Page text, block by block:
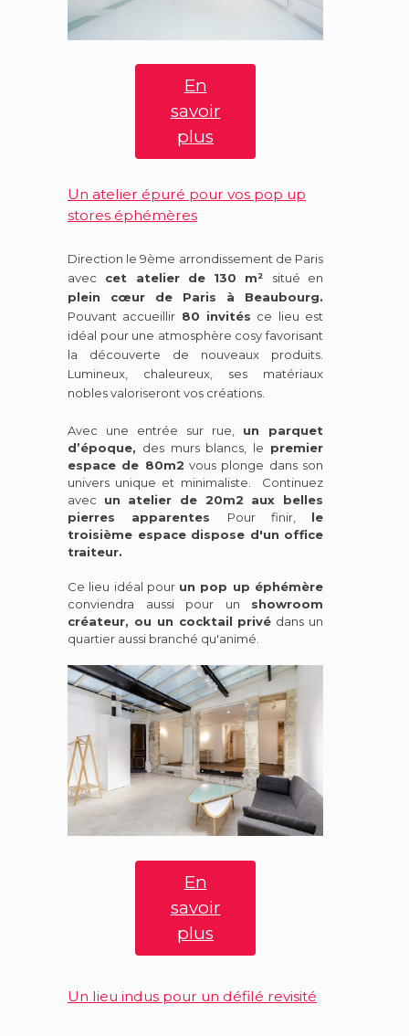
En
savoir
plus
Un atelier épuré pour vos pop up
stores éphémères
Direction le 9ème arrondissement de Paris
avec cet atelier de 130 m² situé en
plein cœur de Paris à Beaubourg.
Pouvant accueillir 80 invités ce lieu est
idéal pour une atmosphère cosy favorisant
la découverte de nouveaux produits.
Lumineux, chaleureux, ses matériaux
nobles valoriseront vos créations.
Avec une entrée sur rue, un parquet
d’époque, des murs blancs, le premier
espace de 80m2 vous plonge dans son
univers unique et minimaliste. Continuez
avec un atelier de 20m2 aux belles
pierres apparentes Pour finir, le
troisième espace dispose d'un office
traiteur.
Ce lieu idéal pour un pop up éphémère
conviendra aussi pour un showroom
créateur, ou un cocktail privé dans un
quartier aussi branché qu'animé.
En
savoir
plus
Un lieu indus pour un défilé revisité